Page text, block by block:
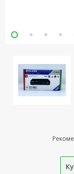
Сетевое
Шнуры,
Штекеры,
Переходники
A/V, HDMI
Инструменты